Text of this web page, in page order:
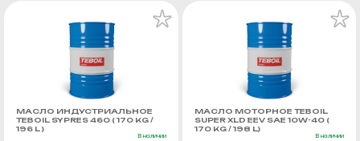
МАСЛО ИНДУСТРИАЛЬНОЕ
TEBOIL SYPRES 460 ( 170 KG /
196 L )
В наличии
МАСЛО МОТОРНОЕ TEBOIL
SUPER XLD EEV SAE 10W-40 (
170 KG / 198 L)
В наличии